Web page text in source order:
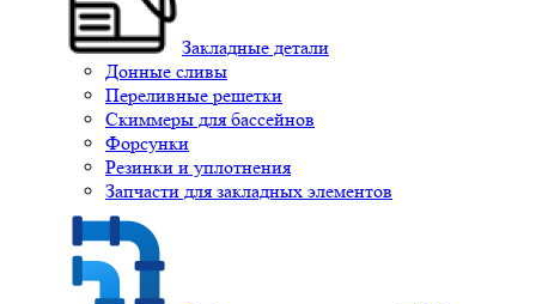
Закладные детали
Донные сливы
Переливные решетки
Скиммеры для бассейнов
Форсунки
Резинки и уплотнения
Запчасти для закладных элементов